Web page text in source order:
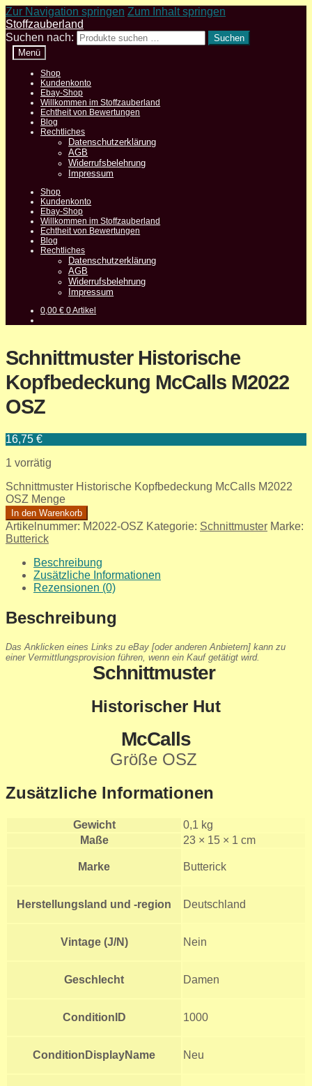
Zur Navigation springen Zum Inhalt springen
Stoffzauberland
Suchen nach:
Suchen
Menü
Shop
Kundenkonto
Ebay-Shop
Willkommen im Stoffzauberland
Echtheit von Bewertungen
Blog
Rechtliches
Datenschutzerklärung
AGB
Widerrufsbelehrung
Impressum
Shop
Kundenkonto
Ebay-Shop
Willkommen im Stoffzauberland
Echtheit von Bewertungen
Blog
Rechtliches
Datenschutzerklärung
AGB
Widerrufsbelehrung
Impressum
0,00€ 0 Artikel
Schnittmuster Historische
Kopfbedeckung McCalls M2022
OSZ
16,75 €
1 vorrätig
Schnittmuster Historische Kopfbedeckung McCalls M2022
OSZ Menge
In den Warenkorb
Artikelnummer: M2022-OSZ Kategorie: Schnittmuster Marke:
Butterick
Beschreibung
Zusätzliche Informationen
Rezensionen (0)
Beschreibung
Das Anklicken eines Links zu eBay [oder anderen Anbietern] kann zu
einer Vermittlungsprovision führen, wenn ein Kauf getätigt wird.
Schnittmuster
Historischer Hut
McCalls
Größe OSZ
Zusätzliche Informationen
Gewicht
0,1 kg
Maße
23 × 15 × 1 cm
Marke Butterick
Herstellungsland und -region Deutschland
Vintage (J/N) Nein
Geschlecht Damen
ConditionID 1000
ConditionDisplayName Neu